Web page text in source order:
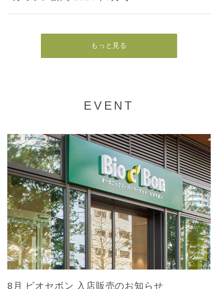
もっと見る
EVENT
8月 ビオセボン 入店販売のお知らせ